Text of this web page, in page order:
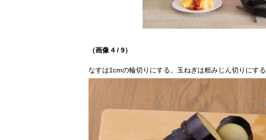
（画像 4 / 9）
なすは1cmの輪切りにする。玉ねぎは粗みじん切りにする